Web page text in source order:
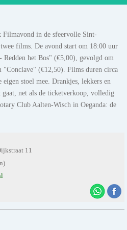
Filmavond in de sfeervolle Sint-
films. De avond start om 18:00 uur
het Bos" (€5,00), gevolgd om
"Conclave" (€12,50). Films duren circa
stoel mee. Drankjes, lekkers en
net als de ticketverkoop, volledig
Club Aalten-Wisch in Oeganda: de
11